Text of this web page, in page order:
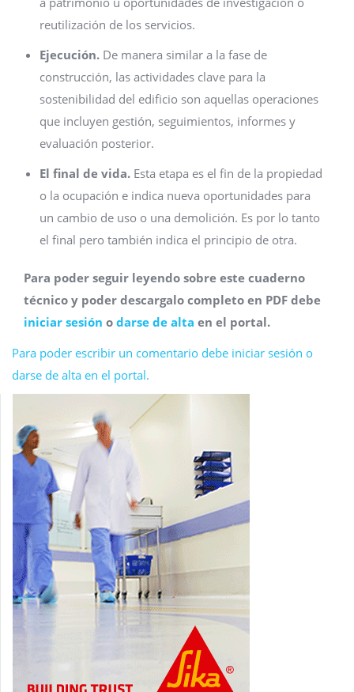
reutilización de los servicios.
Ejecución. De manera similar a la fase de
construcción, las actividades clave para la
sostenibilidad del edificio son aquellas operaciones
que incluyen gestión, seguimientos, informes y
evaluación posterior.
El final de vida. Esta etapa es el fin de la propiedad
o la ocupación e indica nueva oportunidades para
un cambio de uso o una demolición. Es por lo tanto
el final pero también indica el principio de otra.
Para poder seguir leyendo sobre este cuaderno
técnico y poder descargalo completo en PDF debe
iniciar sesión o darse de alta en el portal.
Para poder escribir un comentario debe iniciar sesión o
darse de alta en el portal.